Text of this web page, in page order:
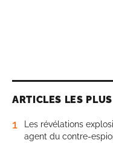
ARTICLES LES
1
Les révélations
agent du contre-